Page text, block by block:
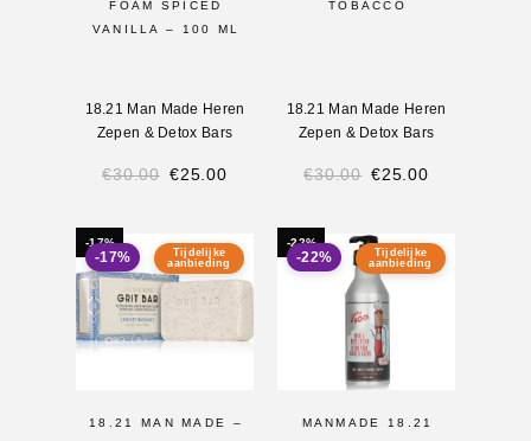
FOAM SPICED
VANILLA – 100 ML
18.21 Man Made Heren
Zepen & Detox Bars
€30.00 €25.00
TOBACCO
18.21 Man Made Heren
Zepen & Detox Bars
€30.00 €25.00
-17%
Tijdelijke
aanbieding
-17%
18.21 MAN MADE –
-22%
Tijdelijke
aanbieding
-22%
MANMADE 18.21